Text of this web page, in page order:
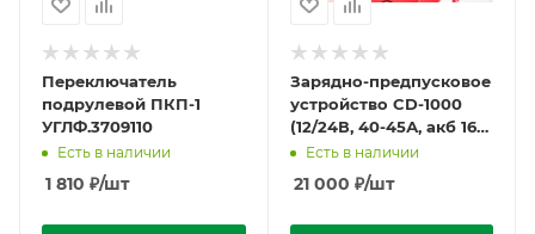
Переключатель
подрулевой ПКП-1
УГЛФ.3709110
Есть в наличии
1 810 ₽/шт
Зарядно-предпусковое
устройство CD-1000
(12/24В, 40-45А, акб 160-
1000АЧ, 20000Вт)
Есть в наличии
21 000 ₽/шт